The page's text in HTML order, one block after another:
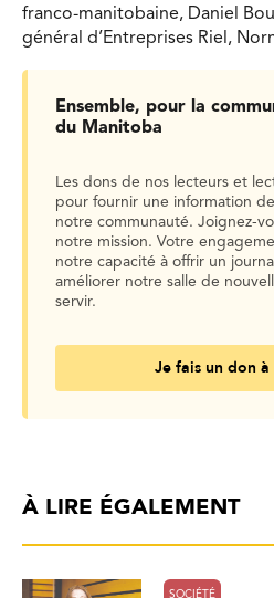
franco-manitobaine, Daniel
général d’Entreprises Riel,
Ensemble, pour la
du Manitoba
Les dons de nos lecteurs et
pour fournir une information
notre communauté. Joignez-
notre mission. Votre
notre capacité à offrir un
améliorer notre salle de
servir.
Je fais un don
À LIRE ÉGALEMENT
SOCIÉTÉ